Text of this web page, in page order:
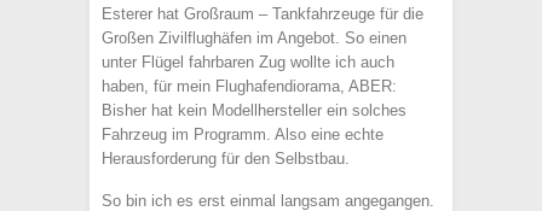
Esterer hat Großraum – Tankfahrzeuge für die
Großen Zivilflughäfen im Angebot. So einen
unter Flügel fahrbaren Zug wollte ich auch
haben, für mein Flughafendiorama, ABER:
Bisher hat kein Modellhersteller ein solches
Fahrzeug im Programm. Also eine echte
Herausforderung für den Selbstbau.
So bin ich es erst einmal langsam angegangen.